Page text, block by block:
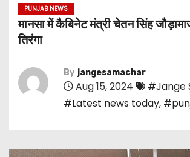
PUNJAB NEWS
मानसा में कैबिनेट मंत्री चेतन सिंह
तिरंगा
By jangesamachar
Aug 15, 2024 #Jange
#Latest news today,